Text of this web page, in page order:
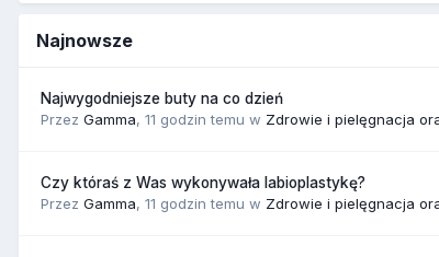
Najnowsze
Najwygodniejsze buty na co dzień
Przez Gamma, 11 godzin temu w Zdrowie i pielęgnacja
Czy któraś z Was wykonywała labioplastykę?
Przez Gamma, 11 godzin temu w Zdrowie i pielęgnacja